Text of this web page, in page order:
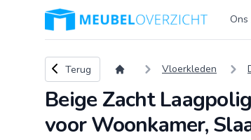
Logo Meubeloverzicht.nl
Terug naar overzicht
Terug Vloerkleden
Beige Zacht
voor Woonkamer,